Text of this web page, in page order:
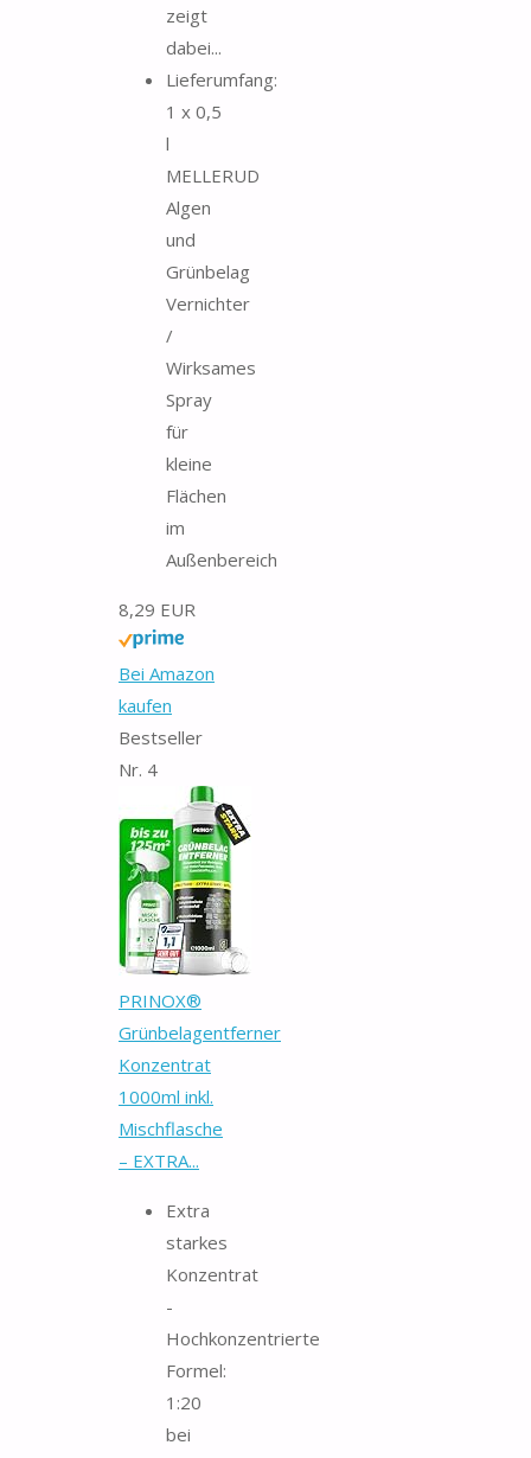
zeigt
dabei...
Lieferumfang:
1 x 0,5
l
MELLERUD
Algen
und
Grünbelag
Vernichter
/
Wirksames
Spray
für
kleine
Flächen
im
Außenbereich
8,29 EUR
Bei Amazon
kaufen
Bestseller
Nr. 4
PRINOX®
Grünbelagentferner
Konzentrat
1000ml inkl.
Mischflasche
– EXTRA...
Extra
starkes
Konzentrat
-
Hochkonzentrierte
Formel:
1:20
bei